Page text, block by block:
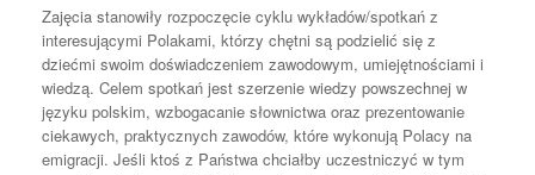
Zajęcia stanowiły rozpoczęcie cyklu wykładów/spotkań z
interesującymi Polakami, którzy chętni są podzielić się z
dziećmi swoim doświadczeniem zawodowym, umiejętnościami i
wiedzą. Celem spotkań jest szerzenie wiedzy powszechnej w
języku polskim, wzbogacanie słownictwa oraz prezentowanie
ciekawych, praktycznych zawodów, które wykonują Polacy na
emigracji. Jeśli ktoś z Państwa chciałby uczestniczyć w tym